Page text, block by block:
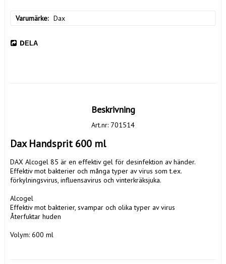
Varumärke Dax
DELA
Beskrivning
Art.nr: 701514
Dax Handsprit 600 ml
DAX Alcogel 85 är en effektiv gel för desinfektion av händer.
Effektiv mot bakterier och många typer av virus som t.ex.
förkylningsvirus, influensavirus och vinterkräksjuka.
Alcogel
Effektiv mot bakterier, svampar och olika typer av virus
Återfuktar huden
Volym: 600 ml